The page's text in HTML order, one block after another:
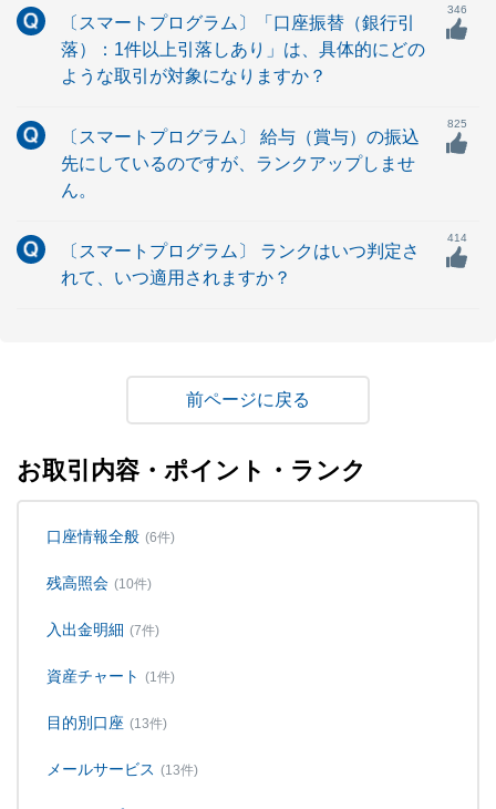
〔スマートプログラム〕「口座振替（銀行引
落）：1件以上引落しあり」は、具体的にどの
ような取引が対象になりますか？
346
〔スマートプログラム〕 給与（賞与）の振込
先にしているのですが、ランクアップしませ
ん。
825
〔スマートプログラム〕 ランクはいつ判定さ
れて、いつ適用されますか？
414
戻る
お取引内容・ポイント・ランク
口座情報全般 (6件)
残高照会 (10件)
入出金明細 (7件)
資産チャート (1件)
目的別口座 (13件)
メールサービス (13件)